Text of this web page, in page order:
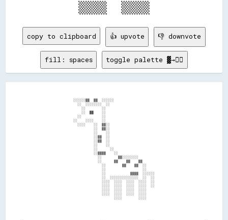
copy to clipboard 👍 upvote 👎 downvote
fill: spaces toggle palette ▓→✊🏽
                        ░░░░░░▓▓  ▓▓  ░░░░░░
                          ░░  ░░░░░░░░  ░░
                            ░░        ░░
                            ░░  ██    ░░
                          ░░          ░░
                        ░░    ░░░░    ░░
                          ░░░░    ░░  ▓▓░░
                                  ░░  ▓▓░░
                                  ░░    ░░
                                  ░░▓▓  ░░
                                  ░░▓▓  ░░
                                  ░░    ░░
                                  ░░      ░░
                                  ░░▓▓▓▓    ░░
                                    ░░        ▓▓░░░░░░░░
                                    ░░      ▓▓    ▓▓    ▓▓
                                      ░░        ▓▓    ▓▓  ░░
                                      ░░                  ░░
                                      ░░            ▓▓▓▓  ░░░░░░
                                      ░░  ░░░░░░░░░░░░░░  ░░  ░░
                                      ░░░░  ░░░░  ░░░░  ░░░░  ░░
                                      ░░░░  ░░░░  ░░░░  ░░░░  ░░
                                      ░░░░  ░░░░  ░░░░  ░░░░
                                      ░░░░  ░░░░  ░░░░  ░░░░
                                            ░░░░        ░░░░